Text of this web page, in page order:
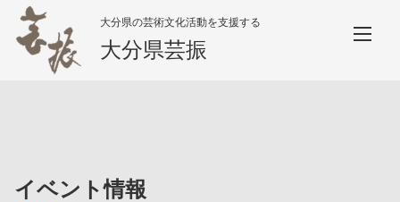
大分県の芸術文化活動を支援する
大分県芸振
イベント情報